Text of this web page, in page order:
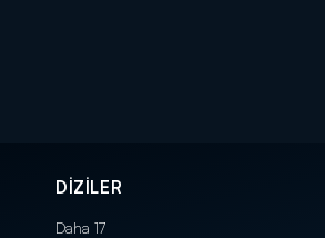
DİZİLER
Daha 17